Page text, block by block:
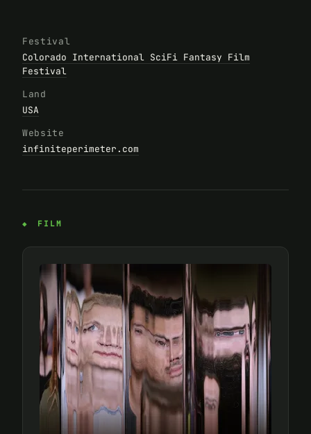
Festival
Colorado International SciFi Fantasy Film
Festival
Land
USA
Website
infiniteperimeter.com
FILM